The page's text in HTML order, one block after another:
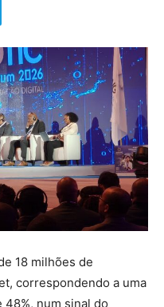
18 milhões de
correspondendo a uma
num sinal do